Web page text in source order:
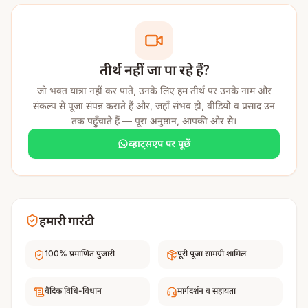
सम्पन्न होने वाले धार्मिक अनुष्ठान इसे मंगल ग्रह से संबंधित दोष निवारण
एवं ग्रह शांति के लिए अत्यंत शक्तिशाली तीर्थस्थल बनाते हैं।
मंगलनाथ मंदिर का धार्मिक महत्व
हिंदू धार्मिक मान्यताओं एवं ज्योतिष शास्त्र के अनुसार मंगलनाथ मंदिर
को मंगल ग्रह की उत्पत्ति का पवित्र स्थान माना जाता है। प्राचीन ग्रंथों में
उज्जैन नगरी को दिव्य ऊर्जाओं एवं ग्रह-नक्षत्रों से जुड़ी अत्यंत पवित्र
भूमि बताया गया है।
जिनकी कुंडली मेंः
मांगलिक दोष हो
तीर्थ नहीं जा पा रहे हैं?
जो भक्त यात्रा नहीं कर पाते, उनके लिए हम तीर्थ पर उनके नाम और
संकल्प से पूजा संपन्न कराते हैं और, जहाँ संभव हो, वीडियो व प्रसाद उन
तक पहुँचाते हैं — पूरा अनुष्ठान, आपकी ओर से।
व्हाट्सएप पर पूछें
हमारी गारंटी
100% प्रमाणित पुजारी पूरी पूजा सामग्री शामिल
वैदिक विधि-विधान मार्गदर्शन व सहायता